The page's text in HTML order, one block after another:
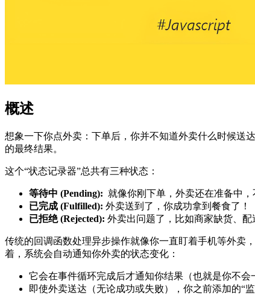
概述
想象一下你点外卖：下单后，你并不知道外卖什么时候送
的最终结果。
这个“状态记录器”总共有三种状态：
等待中 (Pending): 就像你刚下单，外卖还在准备中，
已完成 (Fulfilled): 外卖送到了，你成功拿到餐食了！
已拒绝 (Rejected): 外卖出问题了，比如商家缺货、配
传统的回调函数处理异步操作就像你一直盯着手机等外卖
着，系统会自动通知你外卖的状态变化：
它会在事件循环完成后才通知你结果（也就是你不会
即使外卖送达（无论成功或失败），你之前添加的“